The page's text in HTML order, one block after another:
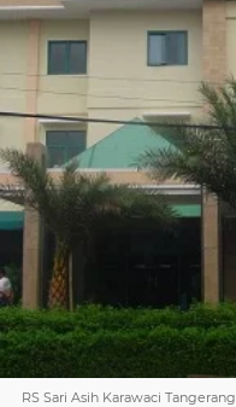
RS Sari Asih Karawaci Tangerang